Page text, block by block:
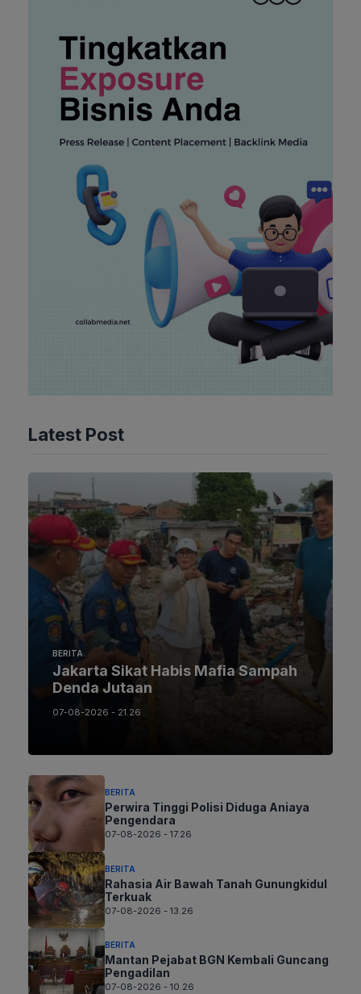
Latest Post
BERITA
Jakarta Sikat Habis Mafia Sampah
Denda Jutaan
07-08-2026 - 21.26
BERITA
Perwira Tinggi Polisi Diduga Aniaya
Pengendara
07-08-2026 - 17.26
BERITA
Rahasia Air Bawah Tanah Gunungkidul
Terkuak
07-08-2026 - 13.26
BERITA
Mantan Pejabat BGN Kembali Guncang
Pengadilan
07-08-2026 - 10.26